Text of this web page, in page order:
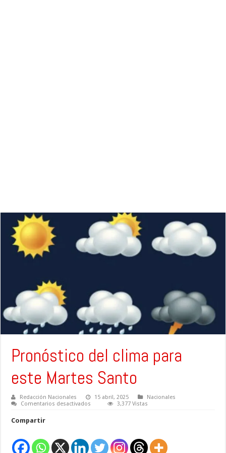
Pronóstico del clima para
este Martes Santo
Redacción Nacionales 15 abril, 2025
Nacionales
Comentarios desactivados
Martes
Santo
3,377 Vistas
Compartir